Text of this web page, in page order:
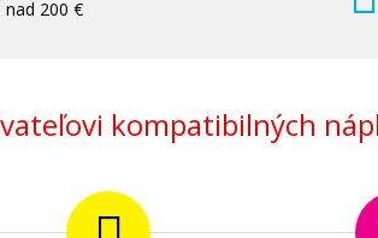
Pridať do košíka
nad 200 €
kompatibilných